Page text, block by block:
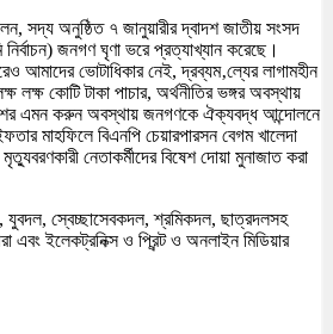
সদ্য অনুষ্ঠিত ৭ জানুয়ারীর দ্বাদশ জাতীয় সংসদ
নির্বাচন) জনগণ ঘৃণা ভরে প্রত্যাখ্যান করেছে।
আমাদের ভোটাধিকার নেই, দ্রব্যম‚ল্যের লাগামহীন
লক্ষ কোটি টাকা পাচার, অর্থনীতির ভঙ্গর অবস্থায়
এমন করুন অবস্থায় জনগণকে ঐক্যবদ্ধ আন্দোলনে
মাহফিলে বিএনপি চেয়ারপারসন বেগম খালেদা
নেতাকর্মীদের বিষেশ দোয়া মুনাজাত করা
যুবদল, স্বেচ্ছাসেবকদল, শ্রমিকদল, ছাত্রদলসহ
এবং ইলেকট্রনিক্স ও প্রিন্ট ও অনলাইন মিডিয়ার